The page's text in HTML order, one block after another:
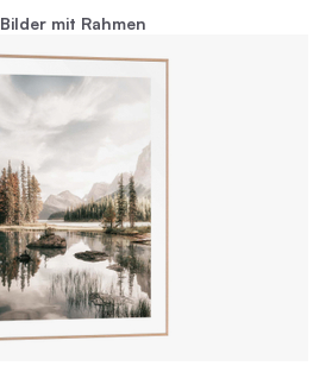
Bilder mit Rahmen